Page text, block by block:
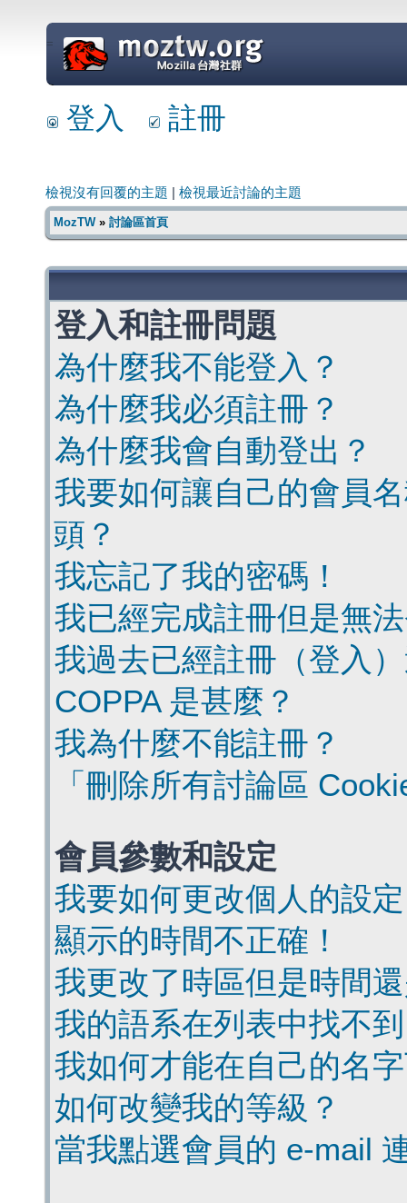
=
登入 註冊
檢視沒有回覆的主題 檢視最近討論的主題
MozTW» 討論區首頁
登入和註冊問題
為什麼我不能登入？
為什麼我必須註冊？
為什麼我會自動登出？
我要如何讓自己的會員
頭？
我忘記了我的密碼！
我已經完成註冊但是無
我過去已經註冊（登入
COPPA 是甚麼？
我為什麼不能註冊？
「刪除所有討論區
會員參數和設定
我要如何更改個人的設
顯示的時間不正確！
我更改了時區但是時間
我的語系在列表中找不
我如何才能在自己的名
如何改變我的等級？
當我點選會員的 e-mail